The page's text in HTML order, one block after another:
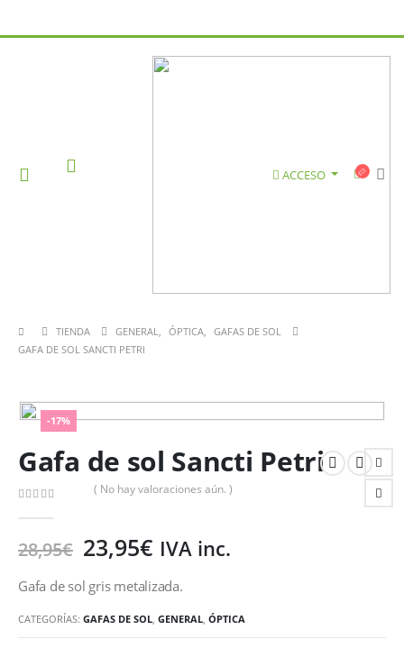
ACCESO
TIENDA GENERAL ÓPTICA
GAFAS DE SOL
GAFA DE SOL SANCTI PETRI
-17%
Gafa de sol Sancti Petri
( No hay valoraciones aún. )
28,95€ 23,95€ IVA inc.
Gafa de sol gris metalizada.
CATEGORÍAS: GAFAS DE SOL GENERAL ÓPTICA